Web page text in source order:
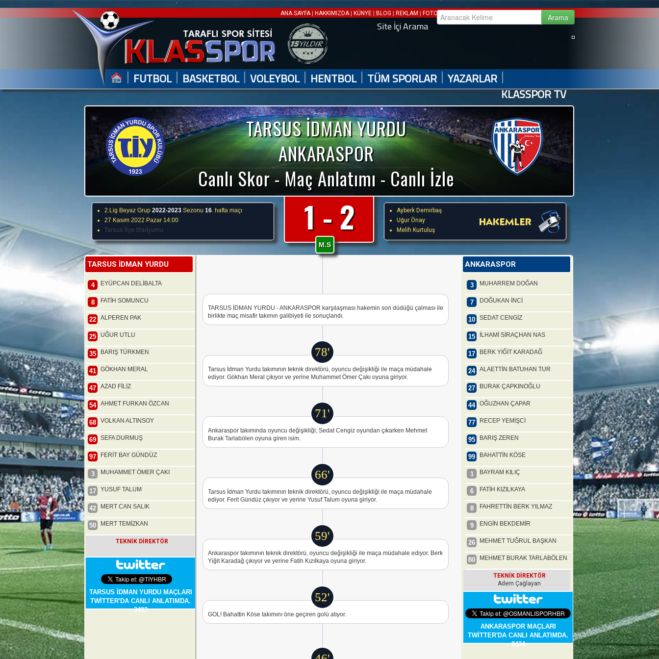
ANA SAYFA| HAKKIMIZDA| KÜNYE | BLOG | REKLAM | FOTO GALERİ VİDEO GALERİ HABER ARŞİVİ |İLETİŞİM |
Site İçi Arama
| FUTBOL | BASKETBOL | VOLEYBOL | HENTBOL | TÜM SPORLAR | YAZARLAR |
KLASSPOR TV
TARSUS İDMAN YURDU
ANKARASPOR
Canlı Skor - Maç Anlatımı - Canlı İzle
2.Lig Beyaz Grup 2022-2023 Sezonu 16. hafta maçı
27 Kasım 2022 Pazar 14:00
Tarsus İlçe Stadyumu
1 - 2
Ayberk Demirbaş
Uğur Önay
Melih Kurtuluş
TARSUS İDMAN YURDU
4 EYÜPCAN DELİBALTA
8 FATİH SOMUNCU
22 ALPEREN PAK
25 UĞUR UTLU
35 BARIŞ TÜRKMEN
41 GÖKHAN MERAL
47 AZAD FİLİZ
54 AHMET FURKAN ÖZCAN
68 VOLKAN ALTINSOY
69 SEFA DURMUŞ
97 FERİT BAY GÜNDÜZ
3 MUHAMMET ÖMER ÇAKI
17 YUSUF TALUM
42 MERT CAN SALIK
50 MERT TEMİZKAN
TEKNİK DİREKTÖR
TARSUS İDMAN YURDU MAÇLARI
TWİTTER'DA CANLI ANLATIMDA.
3493
M.S
TARSUS İDMAN YURDU - ANKARASPOR karşılaşması hakemin son düdüğü çalması ile
birlikte maç misafir takımın galibiyeti ile sonuçlandı.
78'
Tarsus İdman Yurdu takımının teknik direktörü, oyuncu değişikliği ile maça müdahale
ediyor. Gökhan Meral çıkıyor ve yerine Muhammet Ömer Çakı oyuna giriyor.
71'
Ankaraspor takımında oyuncu değişikliği; Sedat Cengiz oyundan çıkarken Mehmet
Burak Tarlabölen oyuna giren isim.
66'
Tarsus İdman Yurdu takımının teknik direktörü, oyuncu değişikliği ile maça müdahale
ediyor. Ferit Gündüz çıkıyor ve yerine Yusuf Talum oyuna giriyor.
59'
Ankaraspor takımının teknik direktörü, oyuncu değişikliği ile maça müdahale ediyor. Berk
Yiğit Karadağ çıkıyor ve yerine Fatih Kızılkaya oyuna giriyor.
52'
GOL! Bahattin Köse takımını öne geçiren golü atıyor.
ANKARASPOR
3 MUHARREM DOĞAN
7 DOĞUKAN İNCİ
10 SEDAT CENGİZ
15 İLHAMİ SİRAÇHAN NAS
17 BERK YİĞİT KARADAĞ
24 ALAETTİN BATUHAN TUR
27 BURAK ÇAPKINOĞLU
44 OĞUZHAN ÇAPAR
77 RECEP YEMİŞCİ
95 BARIŞ ZEREN
99 BAHATTİN KÖSE
1 BAYRAM KILIÇ
6 FATİH KIZILKAYA
8 FAHRETTİN BERK YILMAZ
9 ENGİN BEKDEMİR
26 MEHMET TUĞRUL BAŞKAN
80 MEHMET BURAK TARLABÖLEN
TEKNİK DİREKTÖR
Adem Çağlayan
ANKARASPOR MAÇLARI
TWİTTER'DA CANLI ANLATIMDA.
8434